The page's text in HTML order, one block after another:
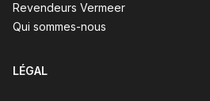
Revendeurs Vermeer
Qui sommes-nous
LÉGAL